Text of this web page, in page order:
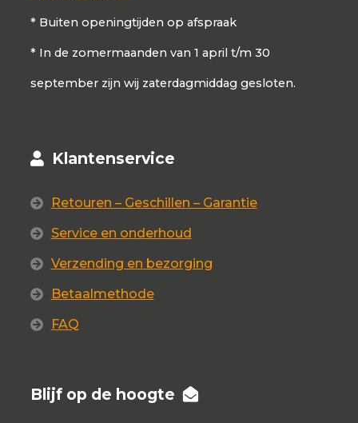
* Buiten openingtijden op afspraak
* In de zomermaanden van 1 april t/m 30
september zijn wij zaterdagmiddag gesloten.
Klantenservice
Retouren – Geschillen – Garantie
Service en onderhoud
Verzending en bezorging
Betaalmethode
FAQ
Blijf op de hoogte